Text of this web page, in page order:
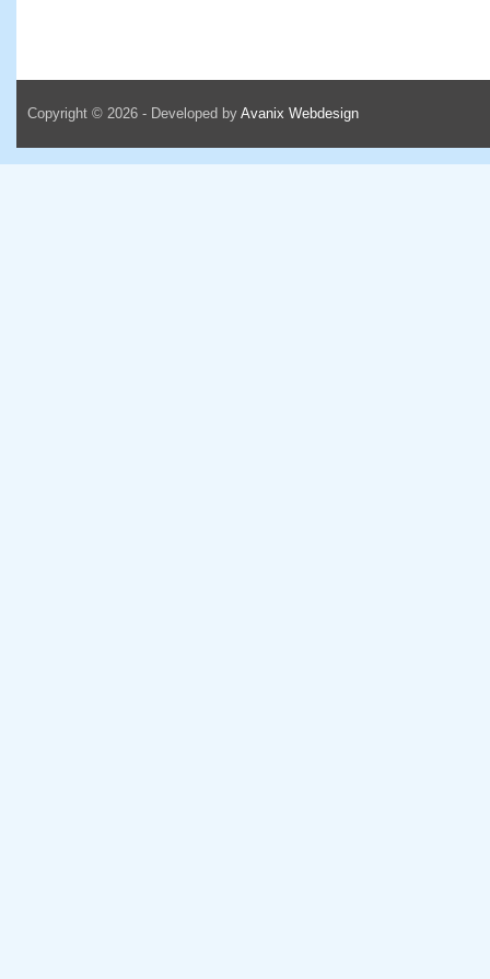
Copyright © 2026 - Developed by Avanix Webdesign